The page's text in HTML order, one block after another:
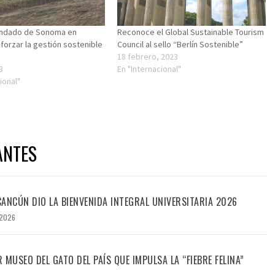
de Sonoma en
la gestión sostenible
Reconoce el Global Sustainable Tourism
Council al sello “Berlín Sostenible”
18 febrero, 2023
En "Internacional"
DIO LA BIENVENIDA INTEGRAL UNIVERSITARIA 2026
DEL GATO DEL PAÍS QUE IMPULSA LA “FIEBRE FELINA”